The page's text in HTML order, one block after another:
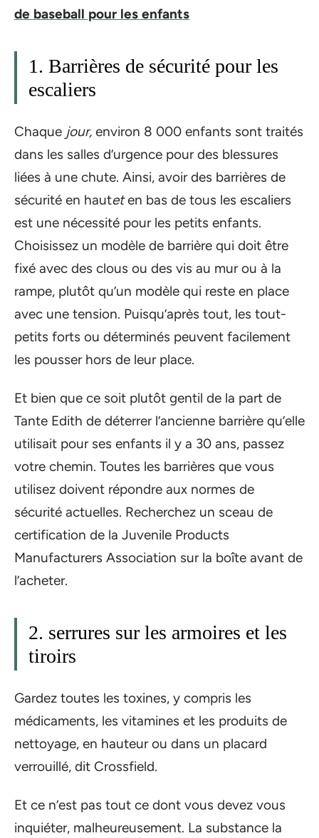
de baseball pour les enfants
1. Barrières de sécurité pour les
escaliers
Chaque jour, environ 8 000 enfants sont traités
dans les salles d’urgence pour des blessures
liées à une chute. Ainsi, avoir des barrières de
sécurité en hauteten bas de tous les escaliers
est une nécessité pour les petits enfants.
Choisissez un modèle de barrière qui doit être
fixé avec des clous ou des vis au mur ou à la
rampe, plutôt qu’un modèle qui reste en place
avec une tension. Puisqu’après tout, les tout-
petits forts ou déterminés peuvent facilement
les pousser hors de leur place.
Et bien que ce soit plutôt gentil de la part de
Tante Edith de déterrer l’ancienne barrière qu’elle
utilisait pour ses enfants il y a 30 ans, passez
votre chemin. Toutes les barrières que vous
utilisez doivent répondre aux normes de
sécurité actuelles. Recherchez un sceau de
certification de la Juvenile Products
Manufacturers Association sur la boîte avant de
l’acheter.
2. serrures sur les armoires et les
tiroirs
Gardez toutes les toxines, y compris les
médicaments, les vitamines et les produits de
nettoyage, en hauteur ou dans un placard
verrouillé, dit Crossfield.
Et ce n’est pas tout ce dont vous devez vous
inquiéter, malheureusement. La substance la